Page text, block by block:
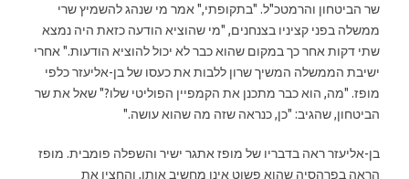
שר הביטחון והרמטכ"ל. "בתקופתי," אמר מי שנהג להשמיץ שרי
ממשלה בפני קציניו בצנחנים, "מי שהוציא הודעה כזאת היה נמצא
שתי דקות אחר כך במקום שהוא כבר לא יכול להוציא הודעות." אחרי
ישיבת הממשלה המשיך שרון ללבות את כעסו של בן-אליעזר כלפי
מופז. "מה, הוא כבר מתכנן את הקמפיין הפוליטי שלו?" שאל את שר
הביטחון, שהגיב: "כן, כנראה שזה מה שהוא עושה."
בן-אליעזר ראה בדבריו של מופז אתגר ישיר והשפלה פומבית. מופז
הראה בפרהסיה שהוא פשוט אינו מחשיב אותו, והחצין את